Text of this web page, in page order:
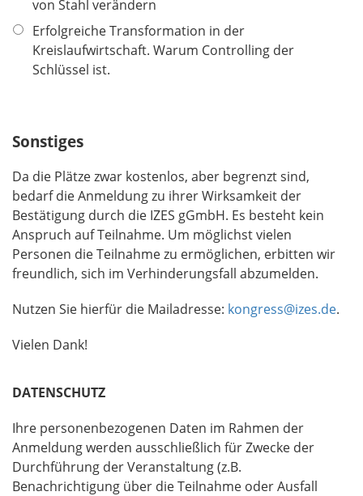
d
von Stahl verändern
Erfolgreiche Transformation in der
Kreislaufwirtschaft. Warum Controlling der
Schlüssel ist.
Sonstiges
Da die Plätze zwar kostenlos, aber begrenzt sind,
bedarf die Anmeldung zu ihrer Wirksamkeit der
Bestätigung durch die IZES gGmbH. Es besteht kein
Anspruch auf Teilnahme. Um möglichst vielen
Personen die Teilnahme zu ermöglichen, erbitten wir
freundlich, sich im Verhinderungsfall abzumelden.
Nutzen Sie hierfür die Mailadresse: kongress@izes.de.
Vielen Dank!
DATENSCHUTZ
Ihre personenbezogenen Daten im Rahmen der
Anmeldung werden ausschließlich für Zwecke der
Durchführung der Veranstaltung (z.B.
Benachrichtigung über die Teilnahme oder Ausfall